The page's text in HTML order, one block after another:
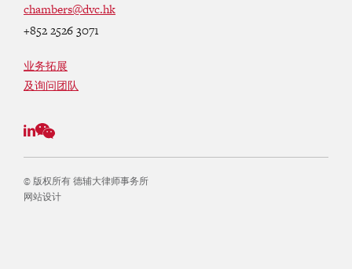
chambers@dvc.hk
+852 2526 3071
业务拓展
及询问团队
© 版权所有 德辅大律师事务所
网站设计